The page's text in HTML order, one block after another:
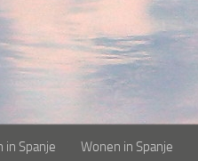
in Spanje Wonen in Spanje